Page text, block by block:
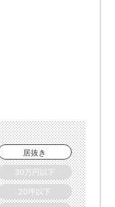
居抜き
30万円以下
20坪以下